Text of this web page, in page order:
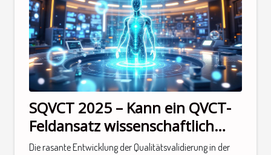
SQVCT 2025 – Kann ein QVCT-
Feldansatz wissenschaftlich
sein?
Die rasante Entwicklung der Qualitätsvalidierung in der